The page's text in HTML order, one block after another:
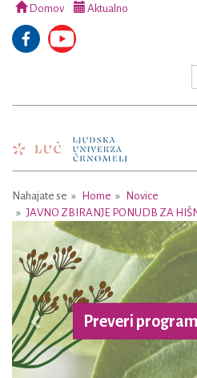
Domov Aktualno
Nahajate se Home
Novice
JAVNO ZBIRANJE PONUDB ZA
Preveri
Previous